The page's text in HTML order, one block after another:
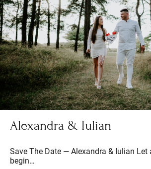
Alexandra & Iulian
Save The Date — Alexandra & Iulian Let
begin…